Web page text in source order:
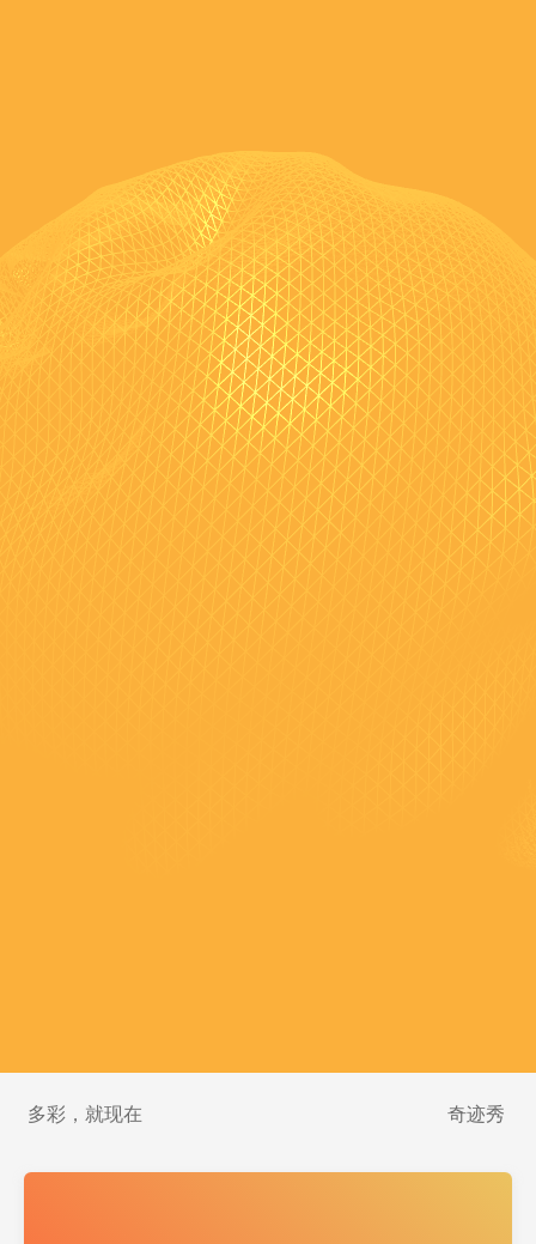
多彩，就现在 奇迹秀